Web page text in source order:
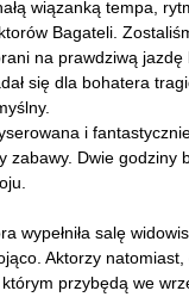
wiązanką tempa,
Bagateli.
na prawdziwą
się dla bohatera
i
zabawy. Dwie godziny
wypełniła salę
Aktorzy
przybędą we